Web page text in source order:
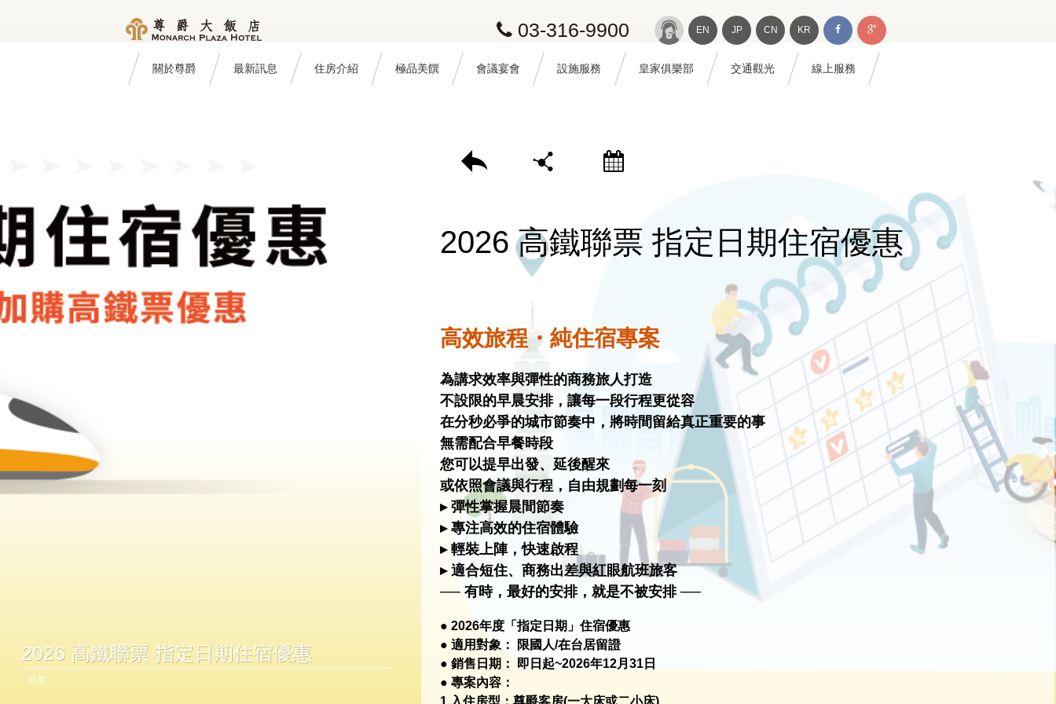
03-316-9900 EN JP CN KR
關於尊爵 最新訊息 住房介紹 極品美饌 會議宴會 設施服務 皇家俱樂部 交通觀光 線上服務
2026 高鐵聯票 指定日期住宿優惠
分享
回上頁 分享 訂房
2026 高鐵聯票 指定日期住宿優惠
高效旅程・純住宿專案
為講求效率與彈性的商務旅人打造
不設限的早晨安排，讓每一段行程更從容
在分秒必爭的城市節奏中，將時間留給真正重要的事
無需配合早餐時段
您可以提早出發、延後醒來
或依照會議與行程，自由規劃每一刻
▸ 彈性掌握晨間節奏
▸ 專注高效的住宿體驗
▸ 輕裝上陣，快速啟程
▸ 適合短住、商務出差與紅眼航班旅客
── 有時，最好的安排，就是不被安排 ──
● 2026年度「指定日期」住宿優惠
● 適用對象： 限國人/在台居留證
● 銷售日期： 即日起~2026年12月31日
● 專案內容：